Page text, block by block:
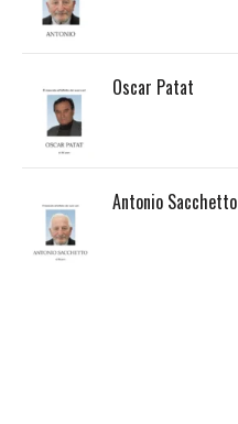
Oscar Patat
Antonio Sacchetto